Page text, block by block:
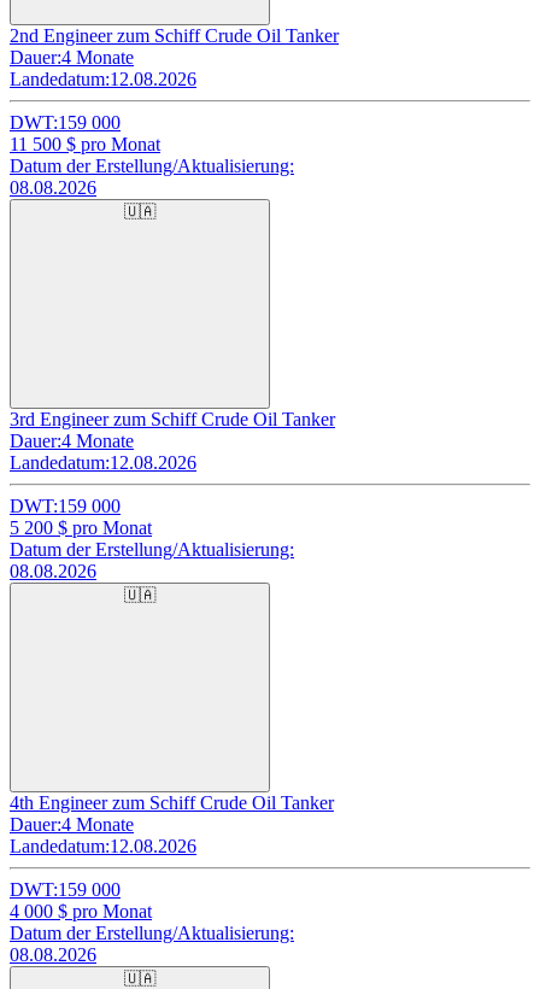
2nd Engineer zum Schiff Crude Oil Tanker
Dauer:4 Monate
Landedatum:12.08.2026
DWT:159 000
11 500 $ pro Monat
Datum der Erstellung/Aktualisierung:
08.08.2026
🇺🇦
3rd Engineer zum Schiff Crude Oil Tanker
Dauer:4 Monate
Landedatum:12.08.2026
DWT:159 000
5 200 $ pro Monat
Datum der Erstellung/Aktualisierung:
08.08.2026
🇺🇦
4th Engineer zum Schiff Crude Oil Tanker
Dauer:4 Monate
Landedatum:12.08.2026
DWT:159 000
4 000 $ pro Monat
Datum der Erstellung/Aktualisierung:
08.08.2026
🇺🇦